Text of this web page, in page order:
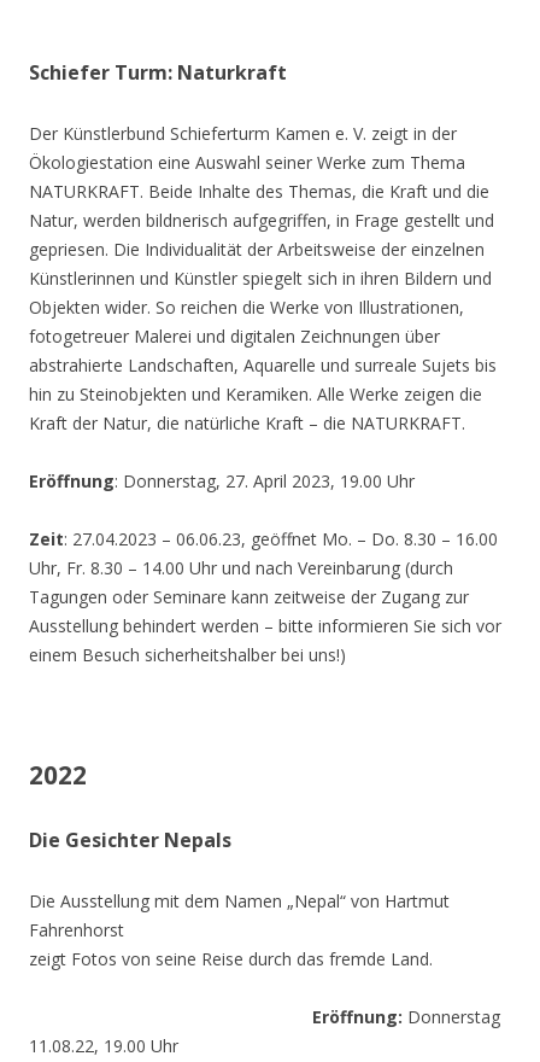
Schiefer Turm: Naturkraft
Der Künstlerbund Schieferturm Kamen e. V. zeigt in der
Ökologiestation eine Auswahl seiner Werke zum Thema
NATURKRAFT. Beide Inhalte des Themas, die Kraft und die
Natur, werden bildnerisch aufgegriffen, in Frage gestellt und
gepriesen. Die Individualität der Arbeitsweise der einzelnen
Künstlerinnen und Künstler spiegelt sich in ihren Bildern und
Objekten wider. So reichen die Werke von Illustrationen,
fotogetreuer Malerei und digitalen Zeichnungen über
abstrahierte Landschaften, Aquarelle und surreale Sujets bis
hin zu Steinobjekten und Keramiken. Alle Werke zeigen die
Kraft der Natur, die natürliche Kraft – die NATURKRAFT.
Eröffnung: Donnerstag, 27. April 2023, 19.00 Uhr
Zeit: 27.04.2023 – 06.06.23, geöffnet Mo. – Do. 8.30 – 16.00
Uhr, Fr. 8.30 – 14.00 Uhr und nach Vereinbarung (durch
Tagungen oder Seminare kann zeitweise der Zugang zur
Ausstellung behindert werden – bitte informieren Sie sich vor
einem Besuch sicherheitshalber bei uns!)
2022
Die Gesichter Nepals
Die Ausstellung mit dem Namen „Nepal“ von Hartmut
Fahrenhorst
zeigt Fotos von seine Reise durch das fremde Land.
Eröffnung: Donnerstag
11.08.22, 19.00 Uhr